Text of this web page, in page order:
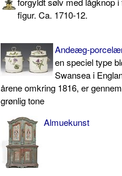
figur. Ca. 1710-12.
Andeæg-
en speciel type
Swansea i
årene omkring 1816, er
grønlig tone
Almuekunst